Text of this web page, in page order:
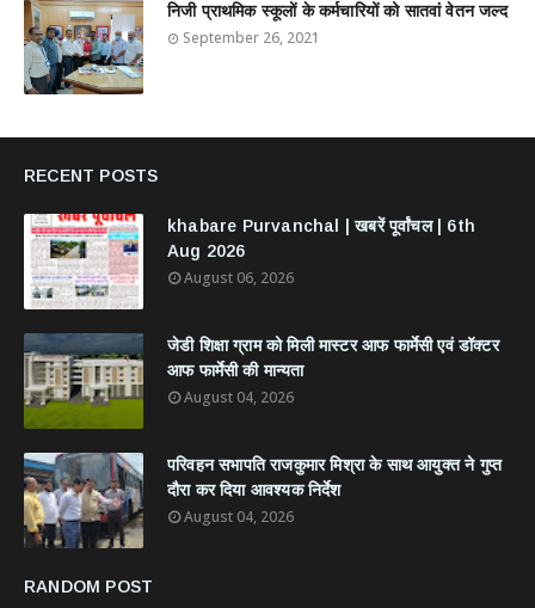
निजी प्राथमिक स्कूलों के कर्मचारियों को सातवां वेतन जल्द
September 26, 2021
RECENT POSTS
khabare Purvanchal | खबरें पूर्वांचल | 6th
Aug 2026
August 06, 2026
जेडी शिक्षा ग्राम को मिली मास्टर आफ फार्मेसी एवं डॉक्टर
आफ फार्मेसी की मान्यता
August 04, 2026
परिवहन सभापति राजकुमार मिश्रा के साथ आयुक्त ने गुप्त
दौरा कर दिया आवश्यक निर्देश
August 04, 2026
RANDOM POST